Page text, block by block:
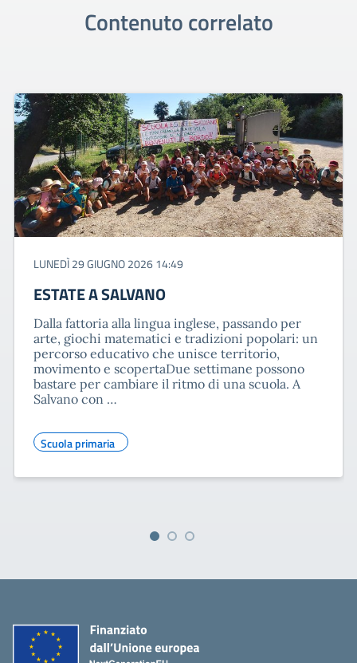
Contenuto correlato
LUNEDÌ 29 GIUGNO 2026 14:49
ESTATE A SALVANO
Dalla fattoria alla lingua inglese, passando per
arte, giochi matematici e tradizioni popolari: un
percorso educativo che unisce territorio,
movimento e scopertaDue settimane possono
bastare per cambiare il ritmo di una scuola. A
Salvano con …
Scuola primaria